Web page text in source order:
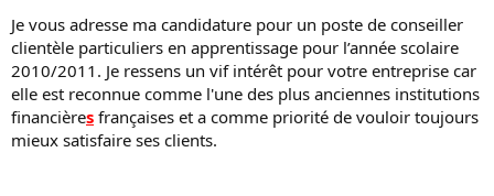
Je vous adresse ma candidature pour un poste de conseiller
clientèle particuliers en apprentissage pour l’année scolaire
2010/2011. Je ressens un vif intérêt pour votre entreprise car
elle est reconnue comme l'une des plus anciennes institutions
financières françaises et a comme priorité de vouloir toujours
mieux satisfaire ses clients.